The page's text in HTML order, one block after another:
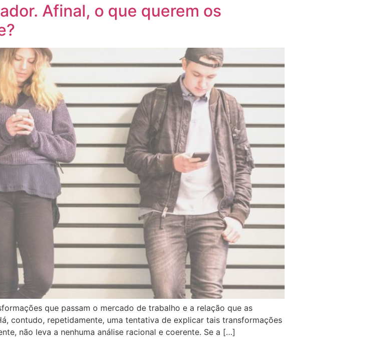
Afinal, o que querem os
que passam o mercado de trabalho e a relação que as
contudo, repetidamente, uma tentativa de explicar tais transformações
não leva a nenhuma análise racional e coerente. Se a […]